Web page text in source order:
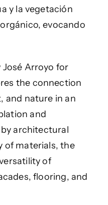
y la vegetación
evocando
José Arroyo for
the connection
and nature in an
and
architectural
of materials, the
of
flooring, and